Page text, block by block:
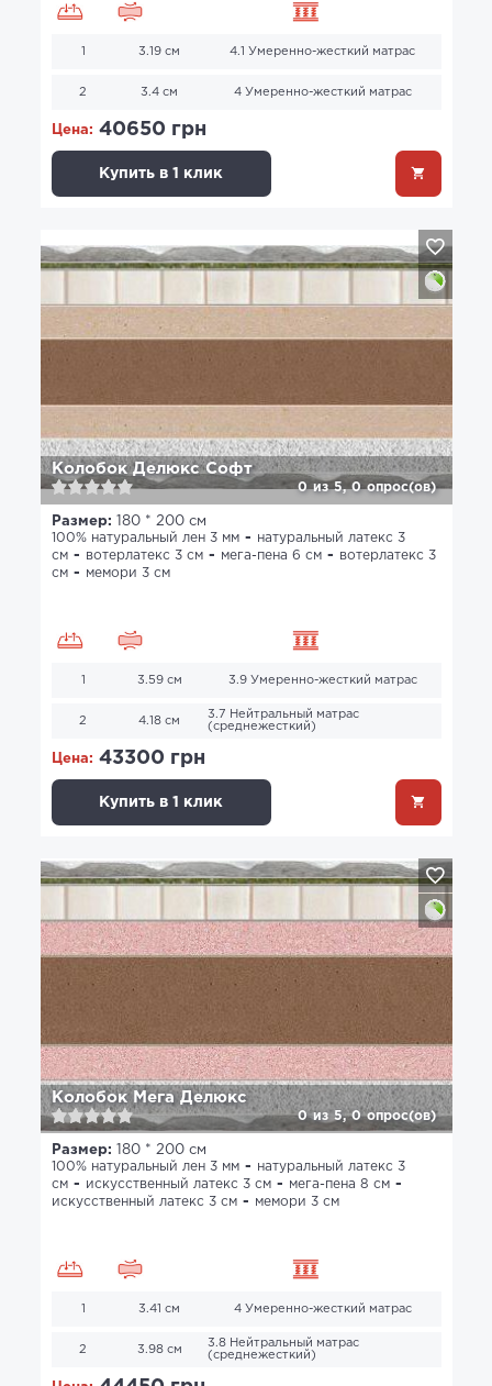
1 3.19 см 4.1 Умеренно-жесткий матрас
2 3.4 см 4 Умеренно-жесткий матрас
Цена: 40650 грн
Купить в 1 клик
Колобок Делюкс Софт
0 из 5, 0 опрос(ов)
Размер: 180 * 200 см
100% натуральный лен 3 мм
натуральный латекс 3
см
вотерлатекс 3 см мега-пена 6 см
вотерлатекс 3
см
мемори 3 см
1 3.59 см 3.9 Умеренно-жесткий матрас
2 4.18 см
3.7 Нейтральный матрас
(среднежесткий)
Цена: 43300 грн
Купить в 1 клик
Колобок Мега Делюкс
0 из 5, 0 опрос(ов)
Размер: 180 * 200 см
100% натуральный лен 3 мм
натуральный латекс 3
см
искусственный латекс 3 см
мега-пена 8 см
искусственный латекс 3 см
мемори 3 см
1 3.41 см 4 Умеренно-жесткий матрас
2 3.98 см
3.8 Нейтральный матрас
(среднежесткий)